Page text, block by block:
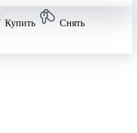
Купить Снять